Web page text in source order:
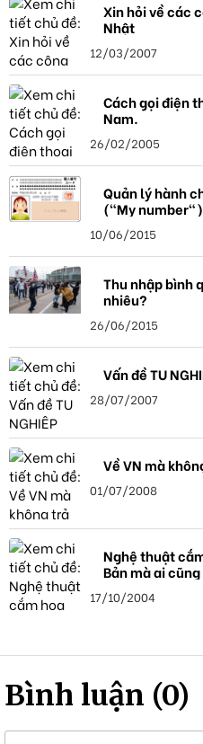
Xin hỏi về các
Nhật
12/03/2007
Cách gọi điện
Nam.
26/02/2005
Quản lý hành
("My
10/06/2015
Thu nhập bình
nhiêu?
26/06/2015
Vấn đề TU
28/07/2007
Về VN mà
01/07/2008
Nghệ thuật
Bản mà ai
17/10/2004
Bình luận (0)